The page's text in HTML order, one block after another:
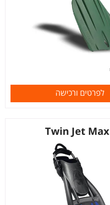
לפרטים ורכישה
Twin Jet Max